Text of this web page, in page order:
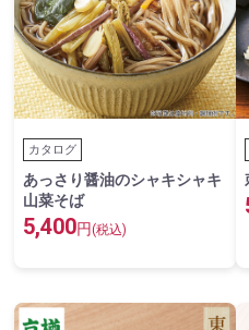
カタログ
あっさり醤油のシャキシャキ
山菜そば
5,400円 (税込)